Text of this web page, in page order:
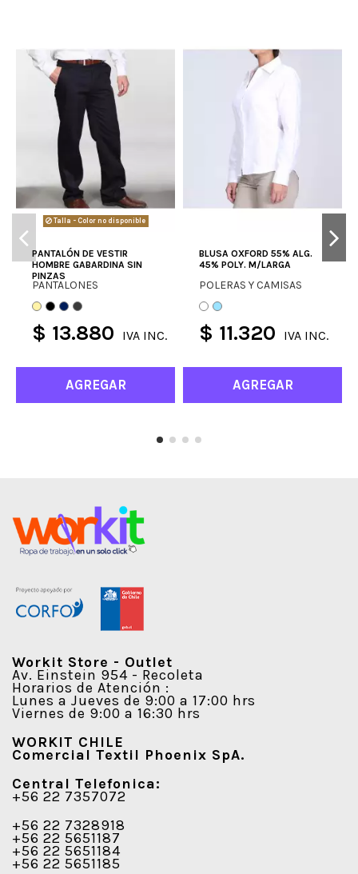
Talla - Color no disponible
PANTALÓN DE VESTIR
HOMBRE GABARDINA SIN
PINZAS
PANTALONES
$ 13.880 IVA INC.
AGREGAR
BLUSA OXFORD 55% ALG.
45% POLY. M/LARGA
POLERAS Y CAMISAS
$ 11.320 IVA INC.
AGREGAR
Workit Store - Outlet
Av. Einstein 954 - Recoleta
Horarios de Atención :
Lunes a Jueves de 9:00 a 17:00 hrs
Viernes de 9:00 a 16:30 hrs
WORKIT CHILE
Comercial Textil Phoenix SpA.
Central Telefonica:
+56 22 7357072
+56 22 7328918
+56 22 5651187
+56 22 5651184
+56 22 5651185